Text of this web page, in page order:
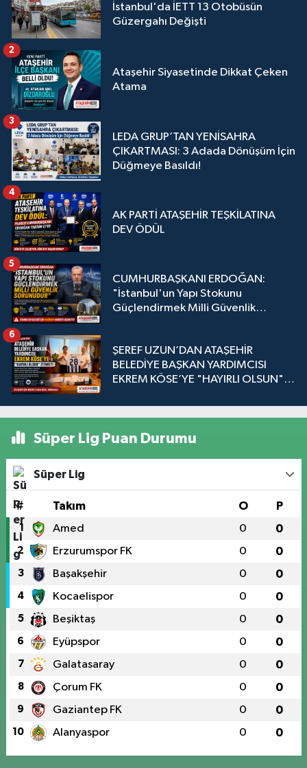
İstanbul'da İETT 13 Otobüsün
Güzergahı Değişti
Ataşehir Siyasetinde Dikkat Çeken
Atama
2
LEDA GRUP’TAN YENİSAHRA
ÇIKARTMASI: 3 Adada Dönüşüm İçin
Düğmeye Basıldı!
3
AK PARTİ ATAŞEHİR TEŞKİLATINA
DEV ÖDÜL
4
CUMHURBAŞKANI ERDOĞAN:
"İstanbul'un Yapı Stokunu
Güçlendirmek Milli Güvenlik
5
ŞEREF UZUN’DAN ATAŞEHİR
BELEDİYE BAŞKAN YARDIMCISI
EKREM KÖSE’YE "HAYIRLI OLSUN"
6
Süper Lig Puan Durumu
Süper Lig
# Takım O P
1 Amed 0 0
2 Erzurumspor FK 0 0
3 Başakşehir 0 0
4 Kocaelispor 0 0
5 Beşiktaş 0 0
6 Eyüpspor 0 0
7 Galatasaray 0 0
8 Çorum FK 0 0
9 Gaziantep FK 0 0
10 Alanyaspor 0 0